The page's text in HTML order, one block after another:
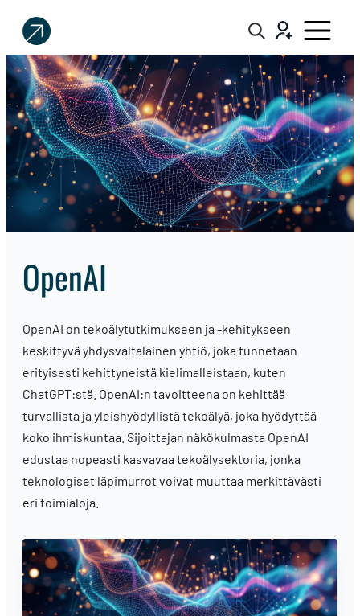
Sijoittaja.fi
Tee
parempia
sijoituspäätöksiä
OpenAI
OpenAI on tekoälytutkimukseen ja -kehitykseen
keskittyvä yhdysvaltalainen yhtiö, joka tunnetaan
erityisesti kehittyneistä kielimalleistaan, kuten
ChatGPT:stä. OpenAI:n tavoitteena on kehittää
turvallista ja yleishyödyllistä tekoälyä, joka hyödyttää
koko ihmiskuntaa. Sijoittajan näkökulmasta OpenAI
edustaa nopeasti kasvavaa tekoälysektoria, jonka
teknologiset läpimurrot voivat muuttaa merkittävästi
eri toimialoja.